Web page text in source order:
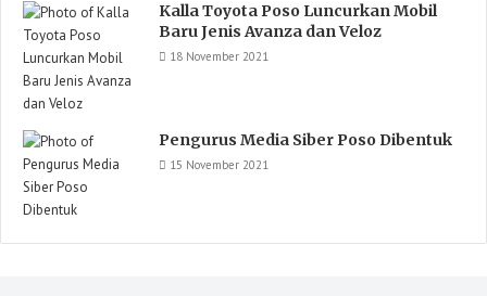
Kalla Toyota Poso Luncurkan Mobil
Baru Jenis Avanza dan Veloz
18 November 2021
Pengurus Media Siber Poso Dibentuk
15 November 2021